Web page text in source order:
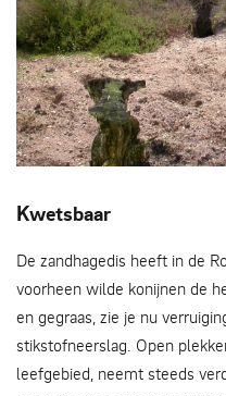
Zekhuis
Kwetsbaar
De zandhagedis heeft in de
voorheen wilde konijnen de
en gegraas, zie je nu
stikstofneerslag. Open
leefgebied, neemt steeds